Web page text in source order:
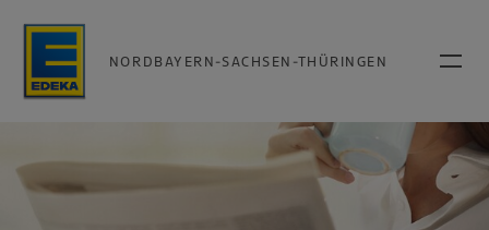
NORDBAYERN-SACHSEN-THÜRINGEN